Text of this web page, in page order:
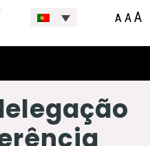
A AA